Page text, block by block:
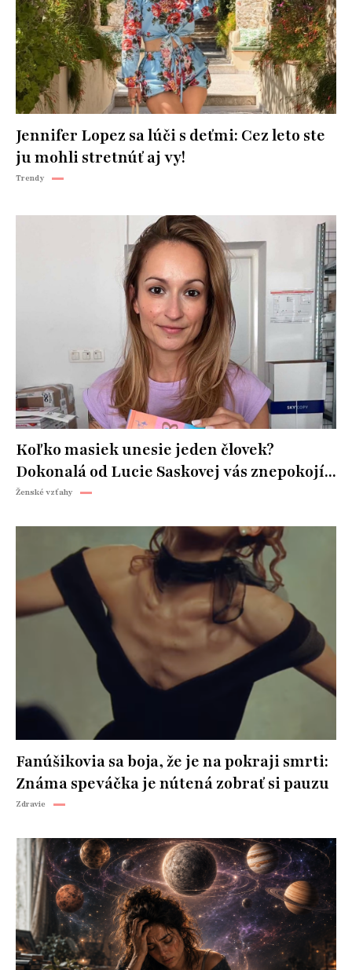
Jennifer Lopez sa lúči s deťmi: Cez leto ste
ju mohli stretnúť aj vy!
Trendy
Koľko masiek unesie jeden človek?
Dokonalá od Lucie Saskovej vás znepokojí...
Ženské vzťahy
Fanúšikovia sa boja, že je na pokraji smrti:
Známa speváčka je nútená zobrať si pauzu
Zdravie